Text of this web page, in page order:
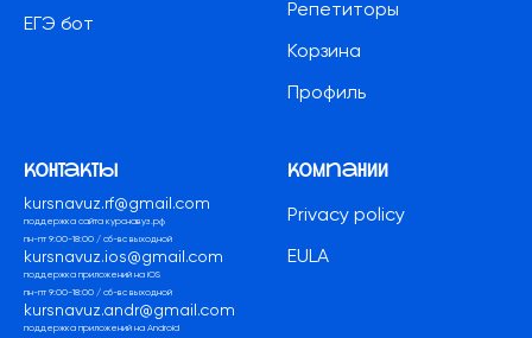
ЕГЭ бот
Репетиторы
Корзина
Профиль
контакты
kursnavuz.rf@gmail.com
поддержка сайта курснавуз.рф
пн-пт 9:00-18:00 / сб-вс выходной
kursnavuz.ios@gmail.com
поддержка приложений на iOS
пн-пт 9:00-18:00 / сб-вс выходной
kursnavuz.andr@gmail.com
поддержка приложений на Android
компании
Privacy policy
EULA